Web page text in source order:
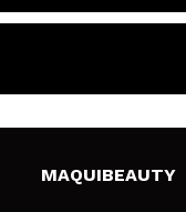
MAQUIBEAUTY